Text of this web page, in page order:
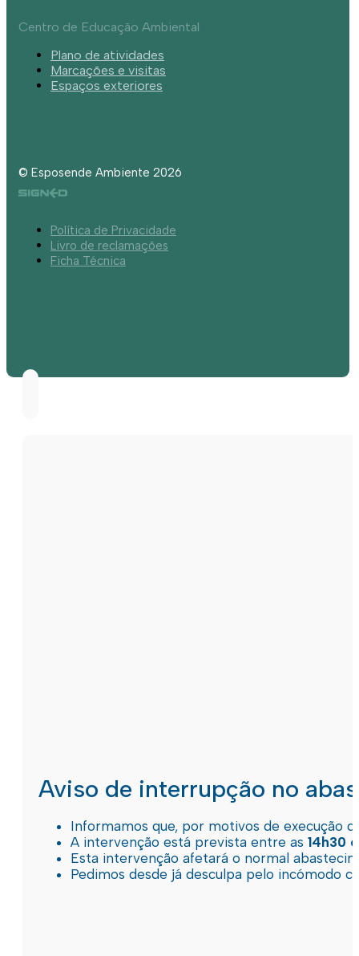
Centro de Educação Ambiental
Plano de atividades
Marcações e visitas
Espaços exteriores
© Esposende Ambiente 2026
Política de Privacidade
Livro de reclamações
Ficha Técnica
Aviso de interrupção no
Informamos que, por motivos de execução
A intervenção está prevista entre as 14h30
Esta intervenção afetará o normal
Pedimos desde já desculpa pelo incómodo